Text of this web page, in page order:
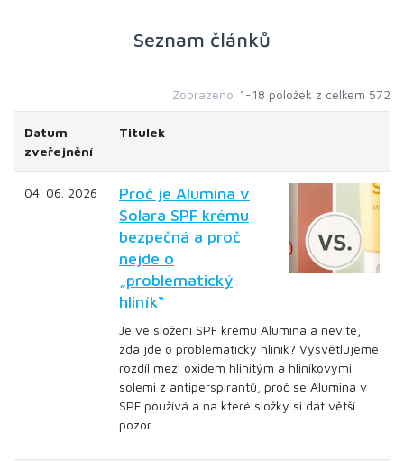
Seznam článků
Zobrazeno 1-18 položek z celkem 572
Datum
zveřejnění
Titulek
04. 06. 2026
Proč je Alumina v
Solara SPF krému
bezpečná a proč
nejde o
„problematický
hliník“
Je ve složení SPF krému Alumina a nevíte,
zda jde o problematický hliník? Vysvětlujeme
rozdíl mezi oxidem hlinitým a hliníkovými
solemi z antiperspirantů, proč se Alumina v
SPF používá a na které složky si dát větší
pozor.